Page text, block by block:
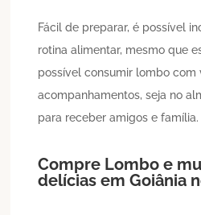
Fácil de preparar, é possível
rotina alimentar, mesmo que
possível consumir lombo com
acompanhamentos, seja no
para receber amigos e família.
Compre Lombo e
delícias emGoiânia